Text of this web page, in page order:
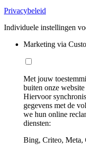
Privacybeleid
Individuele instellingen
Marketing via
Met jouw
buiten onze
Hiervoor
gegevens met de
we hun online
diensten:
Bing, Criteo, Meta,